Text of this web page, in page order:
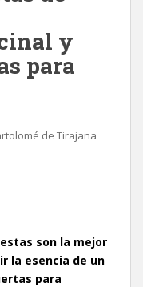
y
para
de Tirajana
son la mejor
la esencia de un
para